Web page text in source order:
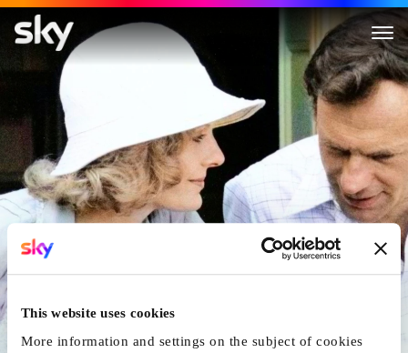
This website uses cookies
More information and settings on the subject of cookies
Rollenspiele